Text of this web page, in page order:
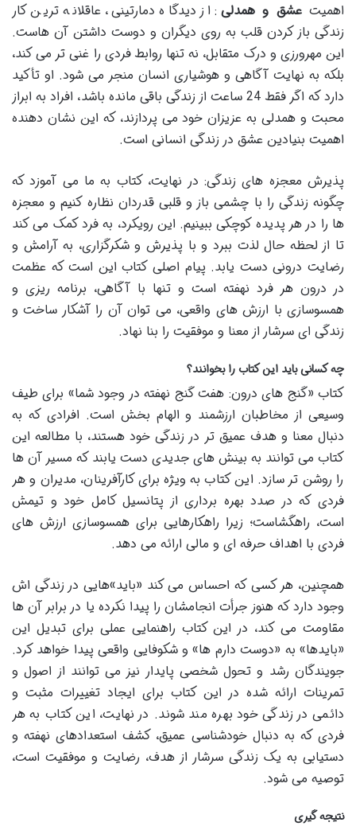
اهمیتعشق و همدلی : از دیدگاه دمارتینی، عاقلانه ترین کار
زندگی باز کردن قلب به روی دیگران و دوست داشتن آن هاست.
این مهرورزی و درک متقابل، نه تنها روابط فردی را غنی تر می کند،
بلکه به نهایت آگاهی و هوشیاری انسان منجر می شود. او تأکید
دارد که اگر فقط 24 ساعت از زندگی باقی مانده باشد، افراد به ابراز
محبت و همدلی به عزیزان خود می پردازند، که این نشان دهنده
اهمیت بنیادین عشق در زندگی انسانی است.
پذیرش معجزه های زندگی: در نهایت، کتاب به ما می آموزد که
چگونه زندگی را با چشمی باز و قلبی قدردان نظاره کنیم و معجزه
ها را در هر پدیده کوچکی ببینیم. این رویکرد، به فرد کمک می کند
تا از لحظه حال لذت ببرد و با پذیرش و شکرگزاری، به آرامش و
رضایت درونی دست یابد. پیام اصلی کتاب این است که عظمت
در درون هر فرد نهفته است و تنها با آگاهی، برنامه ریزی و
همسوسازی با ارزش های واقعی، می توان آن را آشکار ساخت و
زندگی ای سرشار از معنا و موفقیت را بنا نهاد.
چه کسانی باید این کتاب را بخوانند؟
کتاب «گنج های درون: هفت گنج نهفته در وجود شما» برای طیف
وسیعی از مخاطبان ارزشمند و الهام بخش است. افرادی که به
دنبال معنا و هدف عمیق تر در زندگی خود هستند، با مطالعه این
کتاب می توانند به بینش های جدیدی دست یابند که مسیر آن ها
را روشن تر سازد. این کتاب به ویژه برای کارآفرینان، مدیران و هر
فردی که در صدد بهره برداری از پتانسیل کامل خود و تیمش
است، راهگشاست؛ زیرا راهکارهایی برای همسوسازی ارزش های
فردی با اهداف حرفه ای و مالی ارائه می دهد.
همچنین، هر کسی که احساس می کند «باید»هایی در زندگی اش
وجود دارد که هنوز جرأت انجامشان را پیدا نکرده یا در برابر آن ها
مقاومت می کند، در این کتاب راهنمایی عملی برای تبدیل این
«بایدها» به «دوست دارم ها» و شکوفایی واقعی پیدا خواهد کرد.
جویندگان رشد و تحول شخصی پایدار نیز می توانند از اصول و
تمرینات ارائه شده در این کتاب برای ایجاد تغییرات مثبت و
دائمی در زندگی خود بهره مند شوند. در نهایت، این کتاب به هر
فردی که به دنبال خودشناسی عمیق، کشف استعدادهای نهفته و
دستیابی به یک زندگی سرشار از هدف، رضایت و موفقیت است،
توصیه می شود.
نتیجه گیری